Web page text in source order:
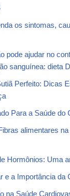
os sintomas,
pode ajudar no
sanguínea: dieta
Perfeito: Dicas
Para a Saúde do
alimentares
Hormônios: Uma
e a Importância da
na Saúde